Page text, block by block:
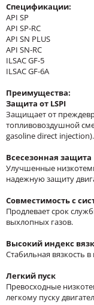
Спецификации:
API SP
API SP-RC
API SN PLUS
API SN-RC
ILSAC GF-5
ILSAC GF-6A
Преимущества:
Защита от LSPI
Защищает от
топливовоздушной
gasoline direct injection).
Всесезонная защита
Улучшенные
надежную защиту
Совместимость с
Продлевает срок
выхлопных газов.
Высокий индекс
Стабильная вязкость
Легкий пуск
Превосходные
легкому пуску